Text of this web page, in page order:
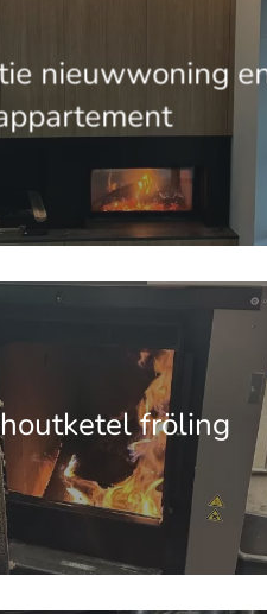
nieuwwoning
fröling